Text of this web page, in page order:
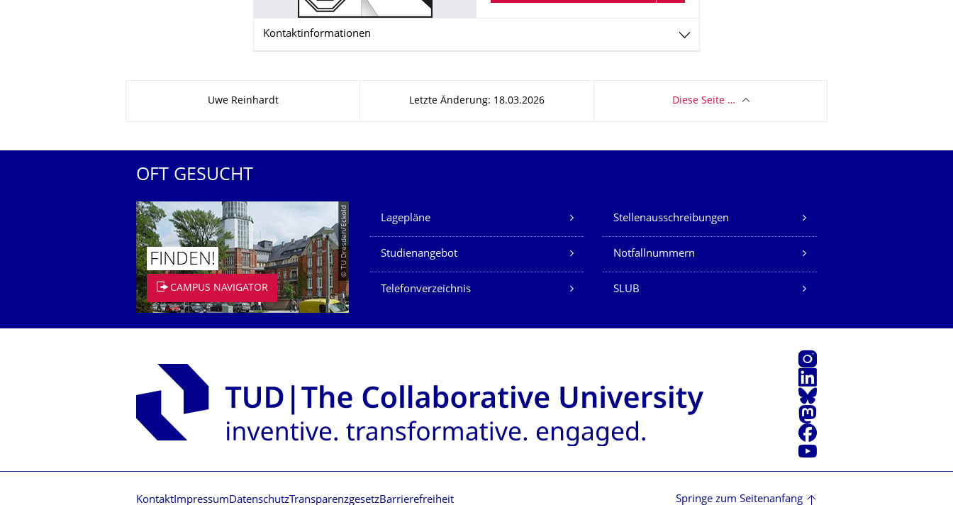
Kontaktinformationen
Uwe Reinhardt Letzte Änderung: 18.03.2026 Diese Seite …
OFT GESUCHT
© TU Dresden/Eckold
FINDEN!
CAMPUS NAVIGATOR
Unsere Dienste
Lagepläne Stellenausschreibungen
Studienangebot Notfallnummern
Telefonverzeichnis SLUB
Instagram
LinkedIn
Bluesky
Mastodon
Facebook
Youtube
Kontakt Impressum DatenschutzTransparenzgesetzBarrierefreiheit Springe zum Seitenanfang